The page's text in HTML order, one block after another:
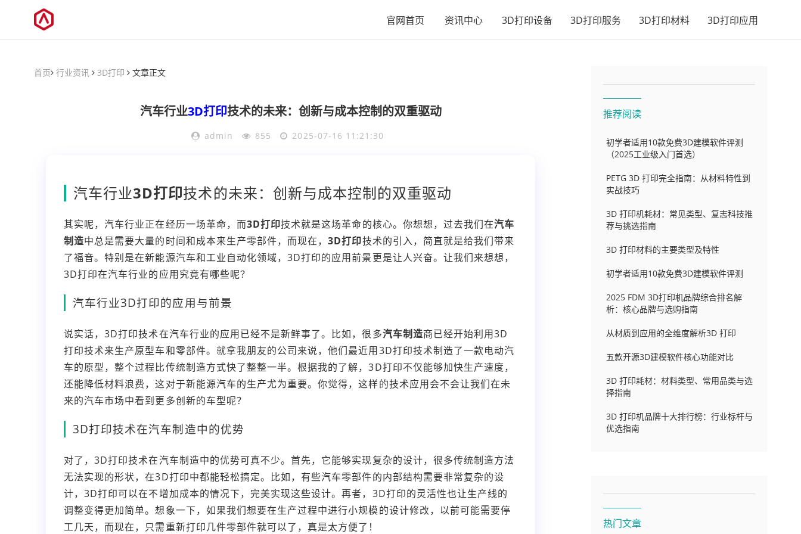
官网首页 资讯中心 3D打印设备 3D打印服务 3D打印材料 3D打印应用
首页 行业资讯 3D打印 文章正文
汽车行业3D打印技术的未来：创新与成本控制的双重驱动
admin 855 2025-07-16 11:21:30
汽车行业3D打印技术的未来：创新与成本控制的双重驱动
其实呢，汽车行业正在经历一场革命，而3D打印技术就是这场革命的核心。你想想，过去我们在汽车
制造中总是需要大量的时间和成本来生产零部件，而现在，3D打印技术的引入，简直就是给我们带来
了福音。特别是在新能源汽车和工业自动化领域，3D打印的应用前景更是让人兴奋。让我们来想想，
3D打印在汽车行业的应用究竟有哪些呢？
汽车行业3D打印的应用与前景
说实话，3D打印技术在汽车行业的应用已经不是新鲜事了。比如，很多汽车制造商已经开始利用3D
打印技术来生产原型车和零部件。就拿我朋友的公司来说，他们最近用3D打印技术制造了一款电动汽
车的原型，整个过程比传统制造方式快了整整一半。根据我的了解，3D打印不仅能够加快生产速度，
还能降低材料浪费，这对于新能源汽车的生产尤为重要。你觉得，这样的技术应用会不会让我们在未
来的汽车市场中看到更多创新的车型呢？
3D打印技术在汽车制造中的优势
对了，3D打印技术在汽车制造中的优势可真不少。首先，它能够实现复杂的设计，很多传统制造方法
无法实现的形状，在3D打印中都能轻松搞定。比如，有些汽车零部件的内部结构需要非常复杂的设
计，3D打印可以在不增加成本的情况下，完美实现这些设计。再者，3D打印的灵活性也让生产线的
调整变得更加简单。想象一下，如果我们想要在生产过程中进行小规模的设计修改，以前可能需要停
工几天，而现在，只需重新打印几件零部件就可以了，真是太方便了！
推荐阅读
初学者适用10款免费3D建模软件评测
（2025工业级入门首选）
PETG 3D 打印完全指南：从材料特性到
实战技巧
3D 打印机耗材：常见类型、复志科技推
荐与挑选指南
3D 打印材料的主要类型及特性
初学者适用10款免费3D建模软件评测
2025 FDM 3D打印机品牌综合排名解
析：核心品牌与选购指南
从材质到应用的全维度解析3D 打印
五款开源3D建模软件核心功能对比
3D 打印耗材：材料类型、常用品类与选
择指南
3D 打印机品牌十大排行榜：行业标杆与
优选指南
热门文章